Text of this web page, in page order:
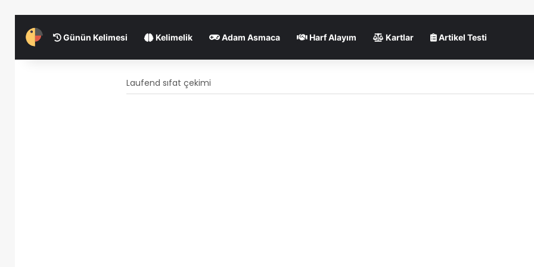
Günün Kelimesi Kelimelik Adam Asmaca Harf Alayım Kartlar Artikel Testi
Laufend sıfat çekimi